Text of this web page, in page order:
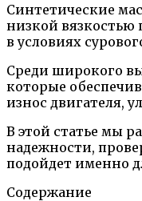
Синтетические
низкой вязкостью
в условиях
Среди широкого
которые
износ двигателя,
В этой статье мы
надежности,
подойдет именно
Содержание